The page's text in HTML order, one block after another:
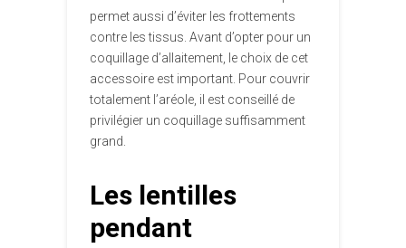
permet aussi d’éviter les frottements
contre les tissus. Avant d’opter pour un
coquillage d’allaitement, le choix de cet
accessoire est important. Pour couvrir
totalement l’aréole, il est conseillé de
privilégier un coquillage suffisamment
grand.
Les lentilles
pendant